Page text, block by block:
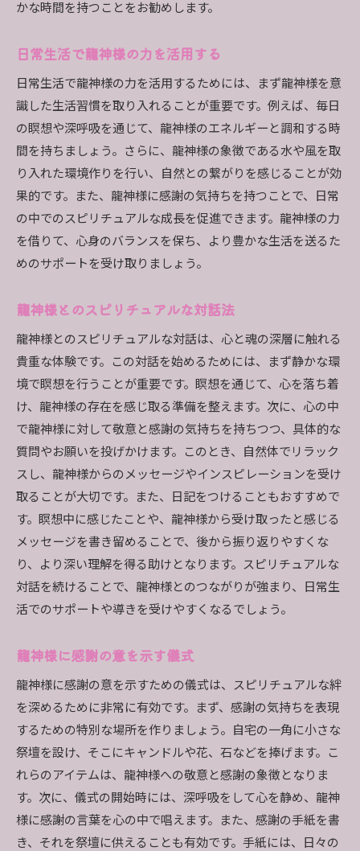
かな時間を持つことをお勧めします。
日常生活で龍神様の力を活用する
日常生活で龍神様の力を活用するためには、まず龍神様を意
識した生活習慣を取り入れることが重要です。例えば、毎日
の瞑想や深呼吸を通じて、龍神様のエネルギーと調和する時
間を持ちましょう。さらに、龍神様の象徴である水や風を取
り入れた環境作りを行い、自然との繋がりを感じることが効
果的です。また、龍神様に感謝の気持ちを持つことで、日常
の中でのスピリチュアルな成長を促進できます。龍神様の力
を借りて、心身のバランスを保ち、より豊かな生活を送るた
めのサポートを受け取りましょう。
龍神様とのスピリチュアルな対話法
龍神様とのスピリチュアルな対話は、心と魂の深層に触れる
貴重な体験です。この対話を始めるためには、まず静かな環
境で瞑想を行うことが重要です。瞑想を通じて、心を落ち着
け、龍神様の存在を感じ取る準備を整えます。次に、心の中
で龍神様に対して敬意と感謝の気持ちを持ちつつ、具体的な
質問やお願いを投げかけます。このとき、自然体でリラック
スし、龍神様からのメッセージやインスピレーションを受け
取ることが大切です。また、日記をつけることもおすすめで
す。瞑想中に感じたことや、龍神様から受け取ったと感じる
メッセージを書き留めることで、後から振り返りやすくな
り、より深い理解を得る助けとなります。スピリチュアルな
対話を続けることで、龍神様とのつながりが強まり、日常生
活でのサポートや導きを受けやすくなるでしょう。
龍神様に感謝の意を示す儀式
龍神様に感謝の意を示すための儀式は、スピリチュアルな絆
を深めるために非常に有効です。まず、感謝の気持ちを表現
するための特別な場所を作りましょう。自宅の一角に小さな
祭壇を設け、そこにキャンドルや花、石などを捧げます。こ
れらのアイテムは、龍神様への敬意と感謝の象徴となりま
す。次に、儀式の開始時には、深呼吸をして心を静め、龍神
様に感謝の言葉を心の中で唱えます。また、感謝の手紙を書
き、それを祭壇に供えることも有効です。手紙には、日々の